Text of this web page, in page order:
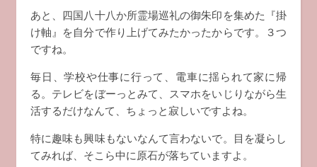
あと、四国八十八か所霊場巡礼の御朱印を集めた『掛
け軸』を自分で作り上げてみたかったからです。３つ
ですね。
毎日、学校や仕事に行って、電車に揺られて家に帰
る。テレビをぼーっとみて、スマホをいじりながら生
活するだけなんて、ちょっと寂しいですよね。
特に趣味も興味もないなんて言わないで。目を凝らし
てみれば、そこら中に原石が落ちていますよ。